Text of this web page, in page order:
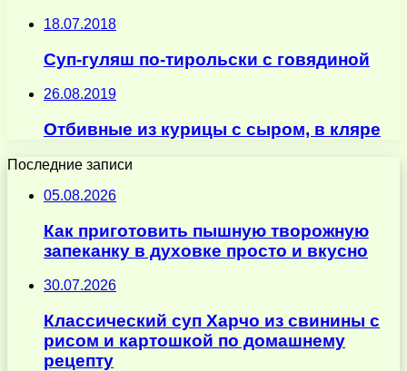
18.07.2018
Суп-гуляш по-тирольски с говядиной
26.08.2019
Отбивные из курицы с сыром, в кляре
Последние записи
05.08.2026
Как приготовить пышную творожную
запеканку в духовке просто и вкусно
30.07.2026
Классический суп Харчо из свинины с
рисом и картошкой по домашнему
рецепту